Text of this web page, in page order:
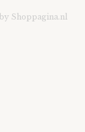
Shoppagina.nl